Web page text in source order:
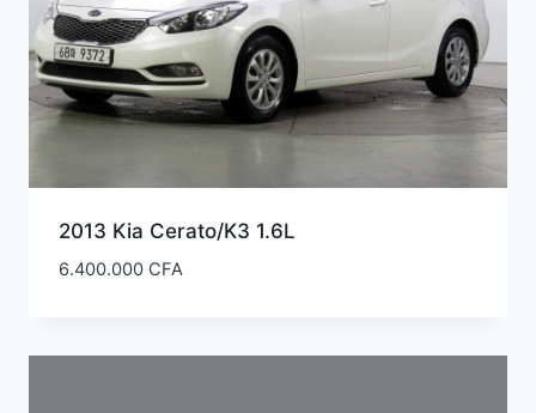
2013 Kia Cerato/K3 1.6L
6.400.000 CFA